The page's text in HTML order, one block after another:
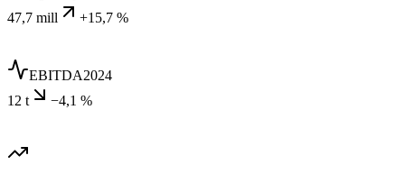
47,7 mill
+15,7 %
EBITDA2024
12 t
−4,1 %